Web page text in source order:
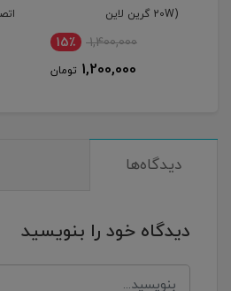
20W) گرین لاین
1,400,000 15٪
1,200,000 تومان
دیدگاه‌ها
دیدگاه خود را بنویسید